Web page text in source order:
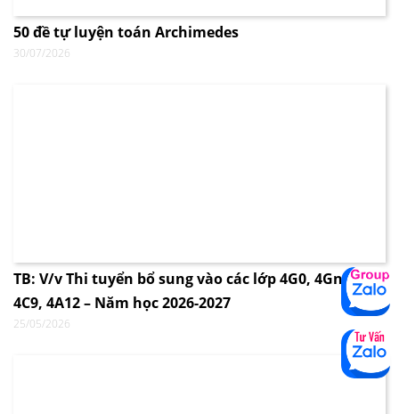
50 đề tự luyện toán Archimedes
30/07/2026
TB: V/v Thi tuyển bổ sung vào các lớp 4G0, 4Gnew,
4C9, 4A12 – Năm học 2026-2027
25/05/2026